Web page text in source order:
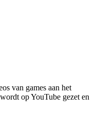
van games aan het
op YouTube gezet en